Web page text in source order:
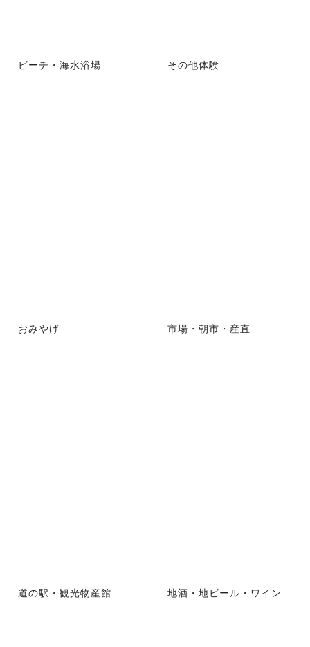
ビーチ・海水浴場 その他体験
おみやげ 市場・朝市・産直
道の駅・観光物産館 地酒・地ビール・ワイン